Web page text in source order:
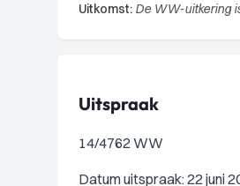
Uitkomst: De WW-uitkering
Uitspraak
14/4762 WW
Datum uitspraak: 22 juni